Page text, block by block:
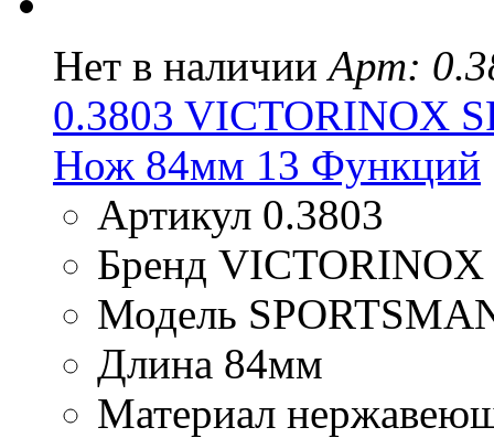
Нет в наличии Арт:
0.3803 VICTORINOX
Нож 84мм 13 Функций
Артикул 0.3803
Бренд VICTORINOX
Модель
Длина 84мм
Материал